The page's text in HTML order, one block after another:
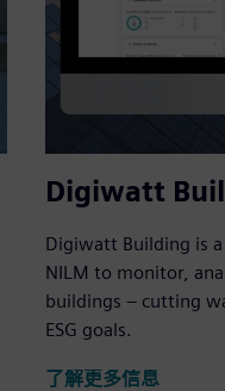
Digiwatt
Digiwatt Building is a
NILM to monitor,
buildings – cutting
ESG goals.
了解更多信息